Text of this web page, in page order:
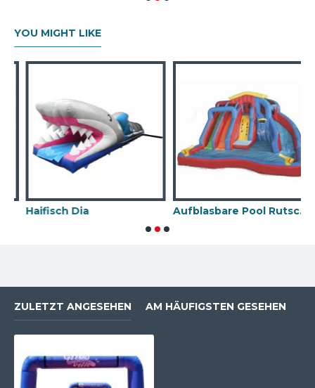
YOU MIGHT LIKE
Haifisch Dia Aufblasbare Pool Rutsche
ZULETZT ANGESEHEN AM HÄUFIGSTEN GESEHEN